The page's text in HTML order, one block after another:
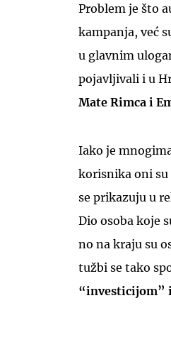
Problem je što
kampanja, već
u glavnim
pojavljivali i u
Mate Rimca i
Iako je
korisnika oni su
se prikazuju u
Dio osoba koje
no na kraju su
tužbi se tako
“investicijom”